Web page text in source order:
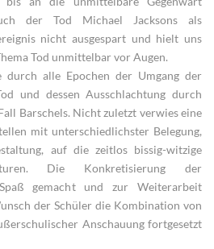
der Tod Michael Jacksons als
nicht ausgespart und hielt uns
Tod unmittelbar vor Augen.
alle Epochen der Umgang der
und dessen Ausschlachtung durch
Barschels. Nicht zuletzt verwies eine
mit unterschiedlichster Belegung,
auf die zeitlos bissig-witzige
Die Konkretisierung der
gemacht und zur Weiterarbeit
der Schüler die Kombination von
Anschauung fortgesetzt